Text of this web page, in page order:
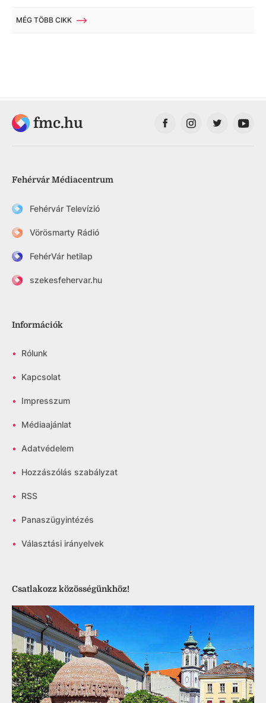
MÉG TÖBB CIKK
fmc.hu
Fehérvár Médiacentrum
Fehérvár Televízió
Vörösmarty Rádió
FehérVár hetilap
szekesfehervar.hu
Információk
• Rólunk
• Kapcsolat
• Impresszum
• Médiaajánlat
• Adatvédelem
• Hozzászólás szabályzat
• RSS
• Panaszügyintézés
• Választási irányelvek
Csatlakozz közösségünkhöz!